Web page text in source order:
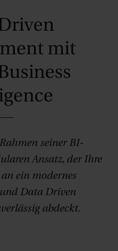
mit
seiner BI-
Ansatz, der Ihre
ein modernes
Data Driven
abdeckt.